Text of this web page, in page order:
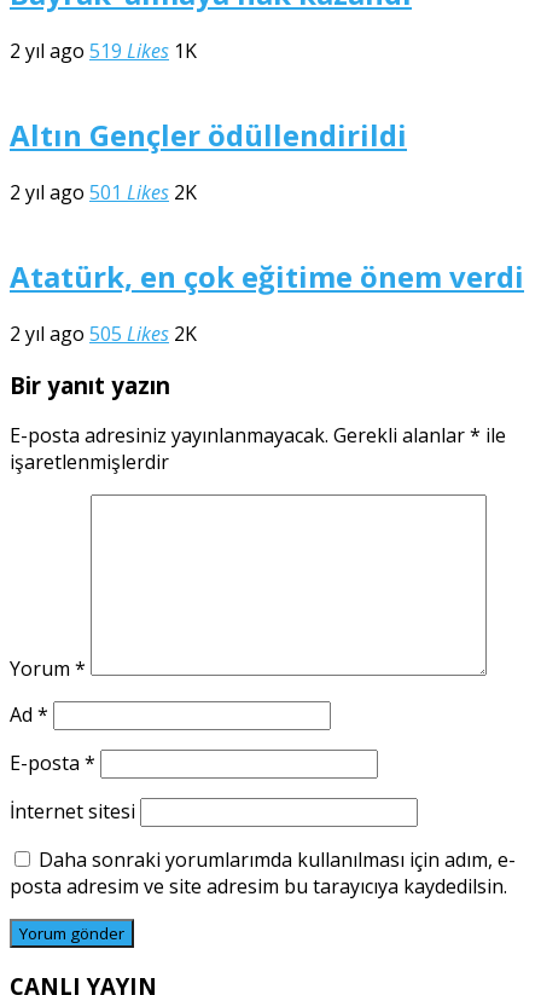
2 yıl ago 519 Likes 1K
Altın Gençler ödüllendirildi
2 yıl ago 501 Likes 2K
Atatürk, en çok eğitime önem verdi
2 yıl ago 505 Likes 2K
Bir yanıt yazın
E-posta adresiniz yayınlanmayacak. Gerekli alanlar* ile
işaretlenmişlerdir
Yorum *
Ad *
E-posta *
İnternet sitesi
Daha sonraki yorumlarımda kullanılması için adım, e-
posta adresim ve site adresim bu tarayıcıya kaydedilsin.
CANLI YAYIN